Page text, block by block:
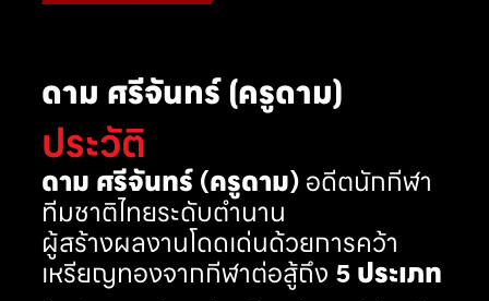
ดาม ศรีจันทร์ (ครูดาม)
ประวัติ
ดาม ศรีจันทร์ (ครูดาม)อดีตนักกีฬา
ทีมชาติไทยระดับตำนาน
ผู้สร้างผลงานโดดเด่นด้วยการคว้า
เหรียญทองจากกีฬาต่อสู้ถึง 5 ประเภท